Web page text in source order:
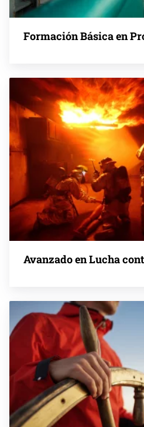
Formación Básica en
Avanzado en Lucha